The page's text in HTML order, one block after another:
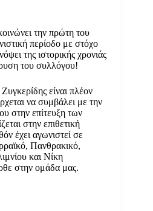
την πρώτη του
περίοδο με στόχο
της ιστορικής χρονιάς
του συλλόγου!
είναι πλέον
να συμβάλει με την
στην επίτευξη των
στην επιθετική
έχει αγωνιστεί σε
Πανθρακικό,
και Νίκη
στην ομάδα μας.